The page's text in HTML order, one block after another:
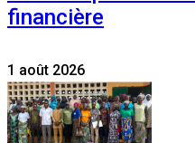
financière
1 août 2026